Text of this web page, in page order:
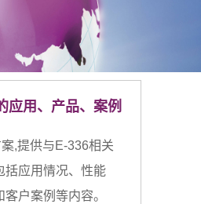
应用、产品、案例
,提供与E-336相关
括应用情况、性能
户案例等内容。